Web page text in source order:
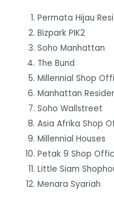
Permata Hijau
Bizpark PIK2
Soho Manhattan
The Bund
Millennial Shop
Manhattan
Soho Wallstreet
Asia Afrika Shop
Millennial Houses
Petak 9 Shop
Little Siam
Menara Syariah